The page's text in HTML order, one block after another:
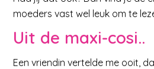
moeders vast wel leuk om te
Uit de maxi-cosi..
Een vriendin vertelde me ooit,